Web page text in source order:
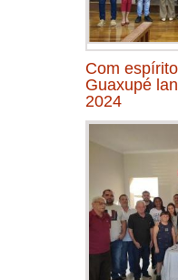
Com
Guaxupé
2024